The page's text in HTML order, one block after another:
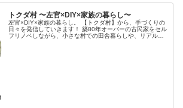
トクダ村 〜左官×DIY×家族の暮らし〜
左官×DIY×家族の暮らし。 【トクダ村】から、手づくりの
日々を発信していきます！ 築80年オーバーの古民家をセル
フリノベしながら、小さな村での田舎暮らしや、リアルな